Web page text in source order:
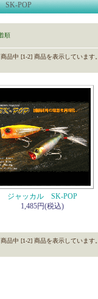
SK-POP
順
品中 [1-2] 商品を表示しています。
ジャッカル SK-POP
1,485円(税込)
品中 [1-2] 商品を表示しています。